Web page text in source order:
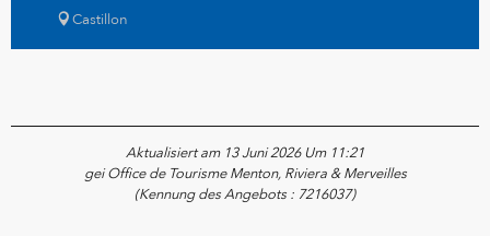
Castillon
Aktualisiert am 13 Juni 2026 Um 11:21
gei Office de Tourisme Menton, Riviera & Merveilles
(Kennung des Angebots : 7216037)